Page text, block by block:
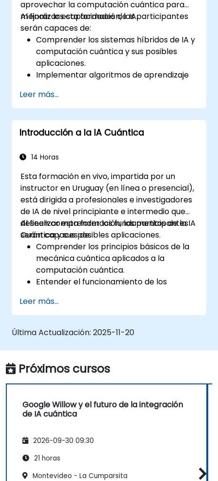
aprovechar la computación cuántica para
mejorar las capacidades de IA.
Al finalizar esta formación, los participantes
serán capaces de:
Comprender los sistemas híbridos de IA y
computación cuántica y sus posibles
aplicaciones.
Implementar algoritmos de aprendizaje
Optimizar modelos de IA utilizando
recursos de computación cuántica.
Superar los desafíos en la escalabilidad e
integración de sistemas de IA cuántica.
Leer más...
Introducción a la IA Cuántica
14 Horas
Esta formación en vivo, impartida por un
instructor en Uruguay (en línea o presencial),
está dirigida a profesionales e investigadores
de IA de nivel principiante e intermedio que
deseen comprender los fundamentos de la IA
Cuántica y sus posibles aplicaciones.
Al finalizar esta formación, los participantes
serán capaces de:
Comprender los principios básicos de la
mecánica cuántica aplicados a la
computación cuántica.
Entender el funcionamiento de los
implementación.
Reconocer el potencial de la IA Cuántica
para revolucionar diversas industrias.
aprendizaje automático cuántico.
Evaluar los desafíos y consideraciones
éticas de la IA Cuántica.
Leer más...
Última Actualización: 2025-11-20
Próximos cursos
Google Willow y el futuro de la integración
de IA cuántica
2026-09-30 09:30
21 horas
Montevideo - La Cumparsita